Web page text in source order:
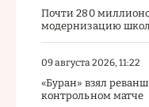
Почти 280
модернизацию
09 августа 2026, 11:22
«Буран» взял
контрольном матче